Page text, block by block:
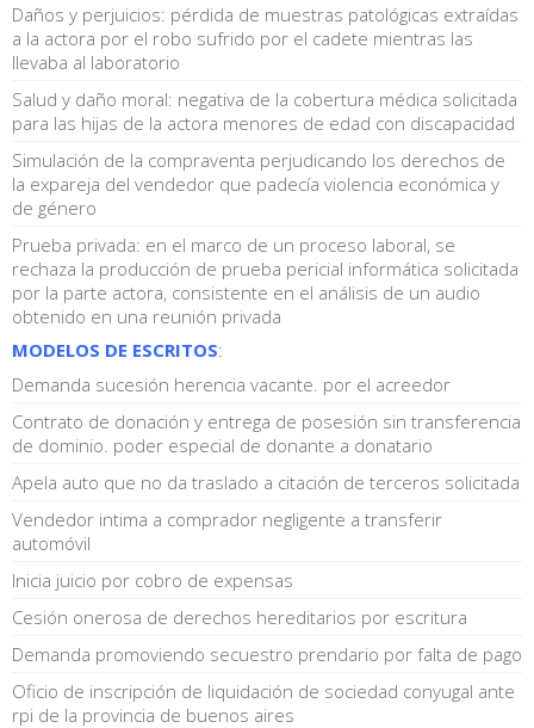
Daños y perjuicios: pérdida de muestras patológicas extraídas
a la actora por el robo sufrido por el cadete mientras las
llevaba al laboratorio
Salud y daño moral: negativa de la cobertura médica solicitada
para las hijas de la actora menores de edad con discapacidad
Simulación de la compraventa perjudicando los derechos de
la expareja del vendedor que padecía violencia económica y
de género
Prueba privada: en el marco de un proceso laboral, se
rechaza la producción de prueba pericial informática solicitada
por la parte actora, consistente en el análisis de un audio
obtenido en una reunión privada
MODELOS DE ESCRITOS:
Demanda sucesión herencia vacante. por el acreedor
Contrato de donación y entrega de posesión sin transferencia
de dominio. poder especial de donante a donatario
Apela auto que no da traslado a citación de terceros solicitada
Vendedor intima a comprador negligente a transferir
automóvil
Inicia juicio por cobro de expensas
Cesión onerosa de derechos hereditarios por escritura
Demanda promoviendo secuestro prendario por falta de pago
Oficio de inscripción de liquidación de sociedad conyugal ante
rpi de la provincia de buenos aires